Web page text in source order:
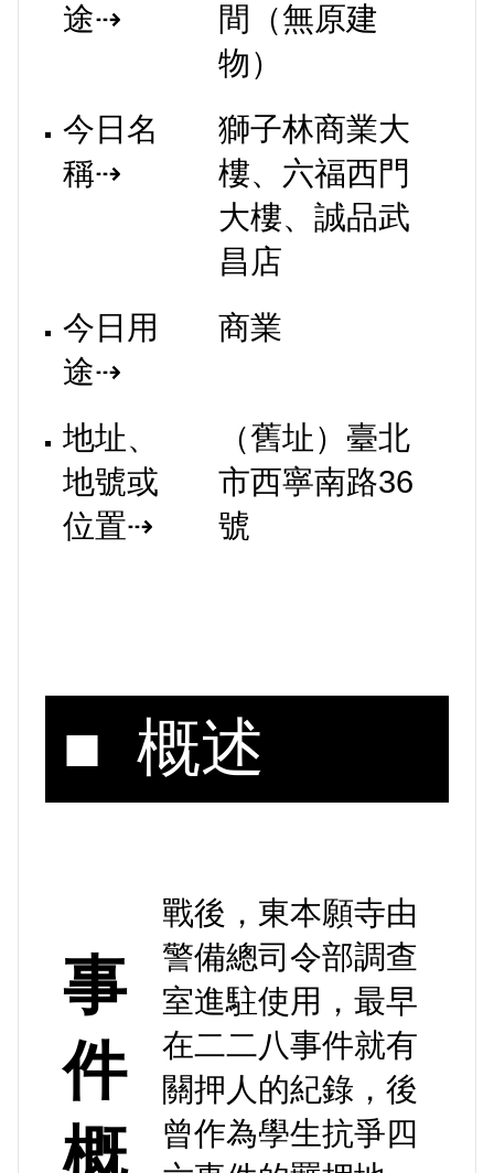
途⇢
間（無原建
物）
今日名
稱⇢
獅子林商業大
樓、六福西門
大樓、誠品武
昌店
今日用
途⇢
商業
地址、
地號或
位置⇢
（舊址）臺北
市西寧南路36
號
■ 概述
事
件
概
戰後，東本願寺由
警備總司令部調查
室進駐使用，最早
在二二八事件就有
關押人的紀錄，後
曾作為學生抗爭四